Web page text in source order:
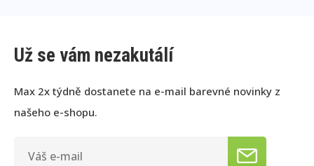
Už se vám nezakutálí
Max 2x týdně dostanete na e-mail barevné novinky z
našeho e-shopu.